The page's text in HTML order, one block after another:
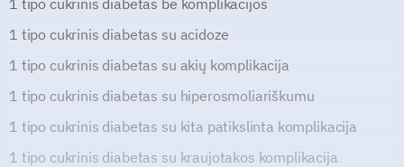
1 tipo cukrinis diabetas be komplikacijos
1 tipo cukrinis diabetas su acidoze
1 tipo cukrinis diabetas su akių komplikacija
1 tipo cukrinis diabetas su hiperosmoliariškumu
1 tipo cukrinis diabetas su kita patikslinta komplikacija
1 tipo cukrinis diabetas su kraujotakos komplikacija